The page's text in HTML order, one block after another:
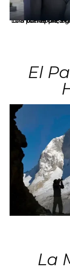
Los principales grupos empresariales del
El
La